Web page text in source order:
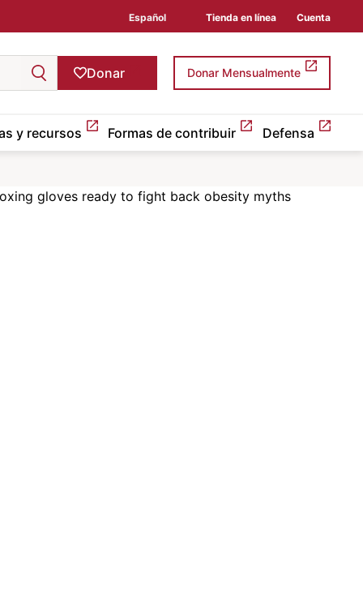
Español Tienda en línea Cuenta
Donar Donar Mensualmente
y recursos Formas de contribuir Defensa